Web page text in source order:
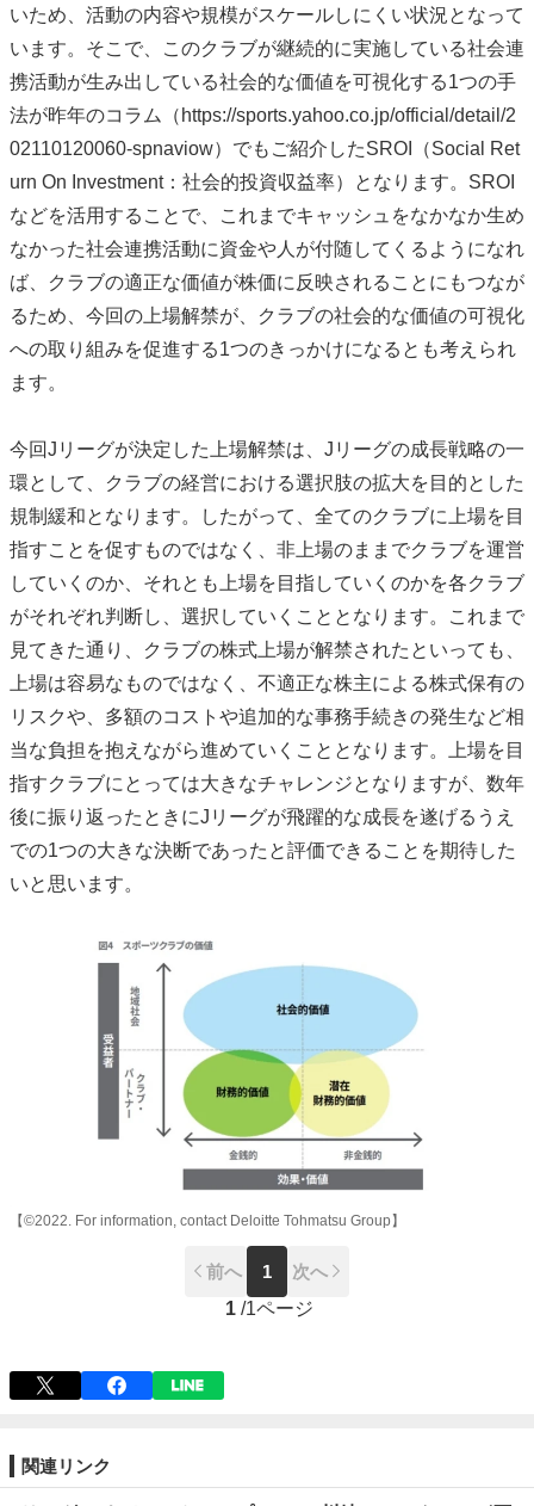
いため、活動の内容や規模がスケールしにくい状況となって
います。そこで、このクラブが継続的に実施している社会連
携活動が生み出している社会的な価値を可視化する1つの手
法が昨年のコラム（https://sports.yahoo.co.jp/official/detail/2
02110120060-spnaviow）でもご紹介したSROI（Social Ret
urn On Investment：社会的投資収益率）となります。SROI
などを活用することで、これまでキャッシュをなかなか生め
なかった社会連携活動に資金や人が付随してくるようになれ
ば、クラブの適正な価値が株価に反映されることにもつなが
るため、今回の上場解禁が、クラブの社会的な価値の可視化
への取り組みを促進する1つのきっかけになるとも考えられ
ます。
今回Jリーグが決定した上場解禁は、Jリーグの成長戦略の一
環として、クラブの経営における選択肢の拡大を目的とした
規制緩和となります。したがって、全てのクラブに上場を目
指すことを促すものではなく、非上場のままでクラブを運営
していくのか、それとも上場を目指していくのかを各クラブ
がそれぞれ判断し、選択していくこととなります。これまで
見てきた通り、クラブの株式上場が解禁されたといっても、
上場は容易なものではなく、不適正な株主による株式保有の
リスクや、多額のコストや追加的な事務手続きの発生など相
当な負担を抱えながら進めていくこととなります。上場を目
指すクラブにとっては大きなチャレンジとなりますが、数年
後に振り返ったときにJリーグが飛躍的な成長を遂げるうえ
での1つの大きな決断であったと評価できることを期待した
いと思います。
【©2022. For information, contact Deloitte Tohmatsu Group】
前へ 1
次へ
1 /1ページ
関連リンク